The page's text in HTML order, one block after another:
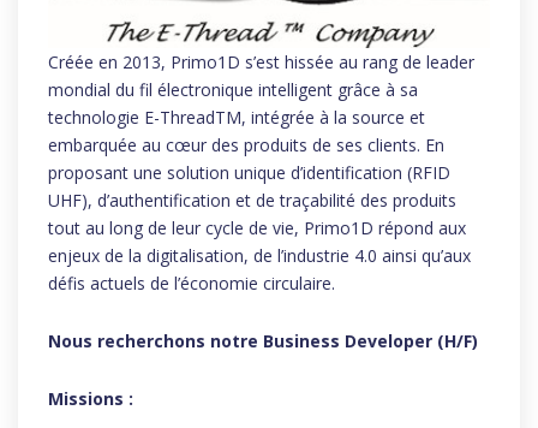
Créée en 2013, Primo1D s’est hissée au rang de leader
mondial du fil électronique intelligent grâce à sa
technologie E-ThreadTM, intégrée à la source et
embarquée au cœur des produits de ses clients. En
proposant une solution unique d’identification (RFID
UHF), d’authentification et de traçabilité des produits
tout au long de leur cycle de vie, Primo1D répond aux
enjeux de la digitalisation, de l’industrie 4.0 ainsi qu’aux
défis actuels de l’économie circulaire.
Nous recherchons notre Business Developer (H/F)
Missions :